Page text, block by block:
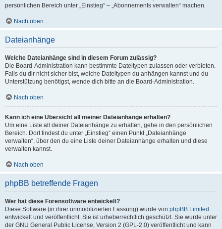
persönlichen Bereich unter „Einstieg“ – „Abonnements verwalten“ machen.
Nach oben
Dateianhänge
Welche Dateianhänge sind in diesem Forum zulässig?
Die Board-Administration kann bestimmte Dateitypen zulassen oder verbieten.
Falls du dir nicht sicher bist, welche Dateitypen du anhängen kannst und du
Unterstützung benötigst, wende dich bitte an die Board-Administration.
Nach oben
Kann ich eine Übersicht all meiner Dateianhänge erhalten?
Um eine Liste all deiner Dateianhänge zu erhalten, gehe in den persönlichen
Bereich. Dort findest du unter „Einstieg“ einen Punkt „Dateianhänge
verwalten“, über den du eine Liste deiner Dateianhänge erhalten und diese
verwalten kannst.
Nach oben
phpBB betreffende Fragen
Wer hat diese Forensoftware entwickelt?
Diese Software (in ihrer unmodifizierten Fassung) wurde von phpBB Limited
entwickelt und veröffentlicht. Sie ist urheberrechtlich geschützt. Sie wurde unter
der GNU General Public License, Version 2 (GPL-2.0) veröffentlicht und kann